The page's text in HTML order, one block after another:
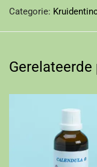
Categorie: